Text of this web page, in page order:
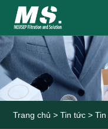
Trang chủ > Tin tức >